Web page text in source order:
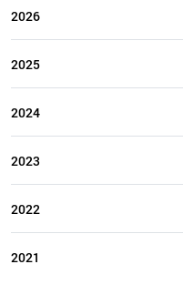
2026
2025
2024
2023
2022
2021